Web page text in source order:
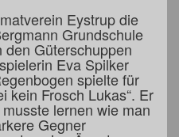
Eystrup die
Grundschule
Güterschuppen
Eva Spilker
spielte für
kein Frosch Lukas“. Er
lernen wie man
Gegner